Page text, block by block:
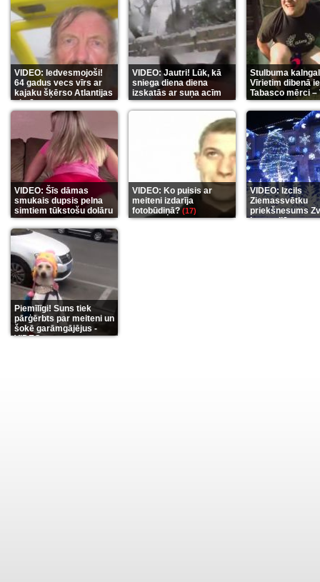
VIDEO: Iedvesmojoši!
64 gadus vecs vīrs ar
kajaku šķērso Atlantijas
okeānu(5)
VIDEO: Jautri! Lūk, kā
sniega diena diena
izskatās ar suņa acīm
(6)
Stulbuma
Vīrietim dibenā
Tabasco mērci –
(7)
VIDEO: Šīs dāmas
smukais dupsis pelna
simtiem tūkstošu dolāru
(9)
VIDEO: Ko puisis ar
meiteni izdarīja
fotobūdiņā?(17)
VIDEO: Izcils
Ziemassvētku
priekšnesums
karu stilā(7)
Piemīlīgi! Suns tiek
pārģērbts par meiteni un
šokē garāmgājējus -
VIDEO(8)